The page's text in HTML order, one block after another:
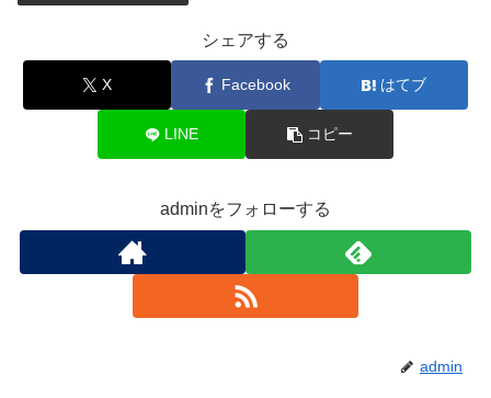
シェアする
X Facebook はてブ
LINE コピー
adminをフォローする
admin